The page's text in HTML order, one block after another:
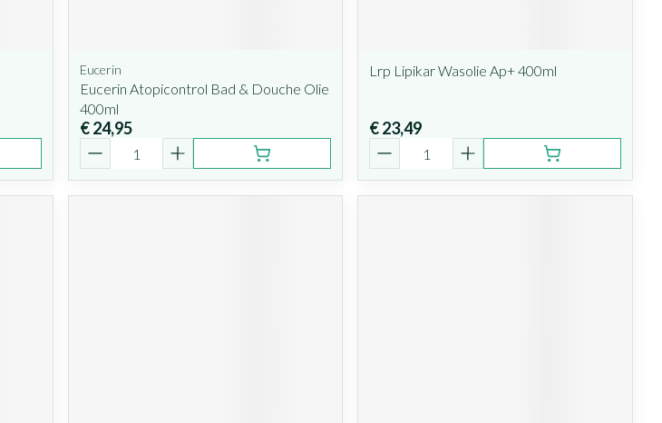
Eucerin
Eucerin Atopicontrol Bad & Douche Olie
400ml
€ 24,95
Lrp Lipikar Wasolie Ap+ 400ml
€ 23,49